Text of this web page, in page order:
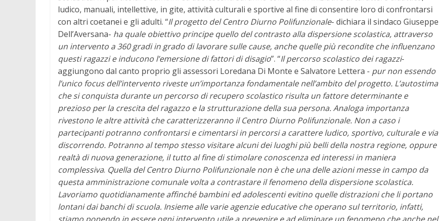
ludico, manuali, intellettive, in gite, attività culturali e sportive al fine di consentire loro di confrontarsi
con altri coetanei e gli adulti. “Il progetto del Centro Diurno Polifunzionale- dichiara il sindaco Giuseppe
Dell’Aversana- ha quale obiettivo principe quello del contrasto alla dispersione scolastica, attraverso
un intervento a 360 gradi in grado di lavorare sulle cause, anche quelle più recondite che influenzano
questi ragazzi e inducono l’emersione di fattori di disagio”. “Il percorso scolastico dei ragazzi-
aggiungono dal canto proprio gli assessori Loredana Di Monte e Salvatore Lettera - pur non essendo
l’unico focus dell’intervento riveste un’importanza fondamentale nell’ambito del progetto. L’autostima
che si conquista durante un percorso di recupero scolastico risulta un fattore determinante e
prezioso per la crescita del ragazzo e la strutturazione della sua persona. Analoga importanza
rivestono le altre attività che caratterizzeranno il Centro Diurno Polifunzionale. Non a caso i
partecipanti potranno confrontarsi e cimentarsi in percorsi a carattere ludico, sportivo, culturale e via
discorrendo. Potranno al tempo stesso visitare alcuni dei luoghi più belli della nostra regione, oppure
realtà di nuova generazione, il tutto al fine di stimolare conoscenza ed interessi in maniera
complessiva. Quella del Centro Diurno Polifunzionale non è che una delle azioni messe in campo da
questa amministrazione comunale volta a contrastare il fenomeno della dispersione scolastica.
Lavoriamo quotidianamente affinché bambini ed adolescenti evitino quelle distrazioni che li portano
lontani dai banchi di scuola. Insieme alle varie agenzie educative che operano sul territorio, infatti,